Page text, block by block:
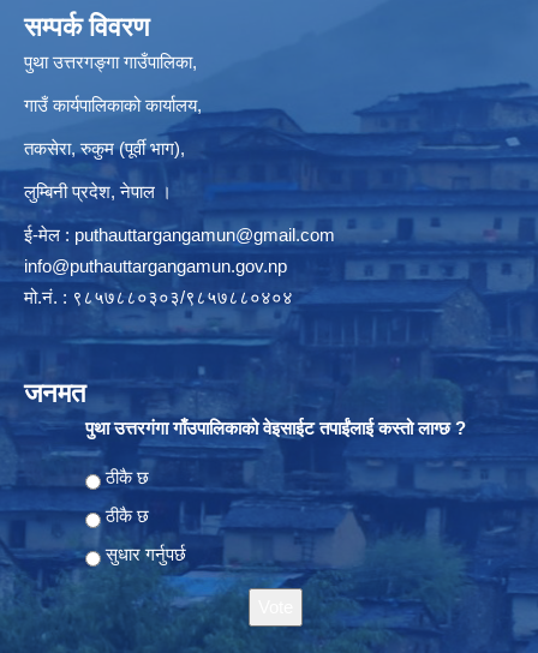
सम्पर्क विवरण
पुथा उत्तरगङ्गा गाउँपालिका,
गाउँ कार्यपालिकाको कार्यालय,
तकसेरा, रुकुम (पूर्वी भाग),
लुम्बिनी प्रदेश, नेपाल ।
ई-मेल : puthauttargangamun@gmail.com
info@puthauttargangamun.gov.np
मो.नं. : ९८५७८८०३०३/९८५७८८०४०४
जनमत
पुथा उत्तरगंगा गाँउपालिकाको वेइसाईट तपाईंलाई कस्तो लाग्छ ?
Choices
ठीकै छ
ठीकै छ
सुधार गर्नुपर्छ